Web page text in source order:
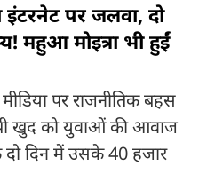
इंटरनेट पर जलवा, दो
महुआ मोइत्रा भी हुईं
पर राजनीतिक बहस
खुद को युवाओं की आवाज
दो दिन में उसके 40 हजार